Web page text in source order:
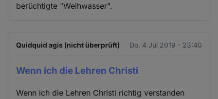
berüchtigte "Weihwasser".
Quidquid agis (nicht überprüft) Do. 4 Jul 2019 - 23:40
Wenn ich die Lehren Christi
Wenn ich die Lehren Christi richtig verstanden